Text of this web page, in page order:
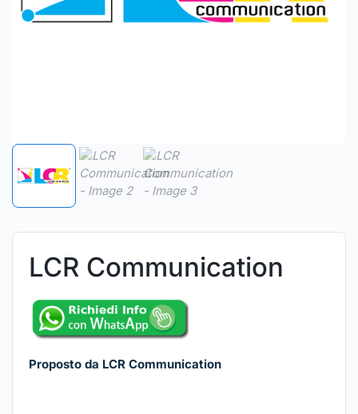
LCR Communication
Proposto da LCR Communication